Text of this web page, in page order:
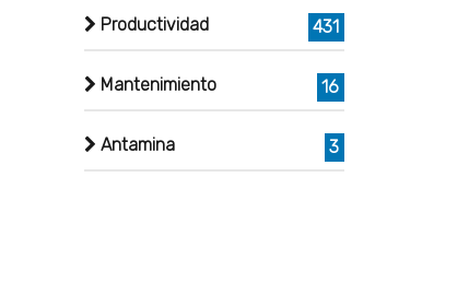
Productividad 431
Mantenimiento 16
Antamina 3